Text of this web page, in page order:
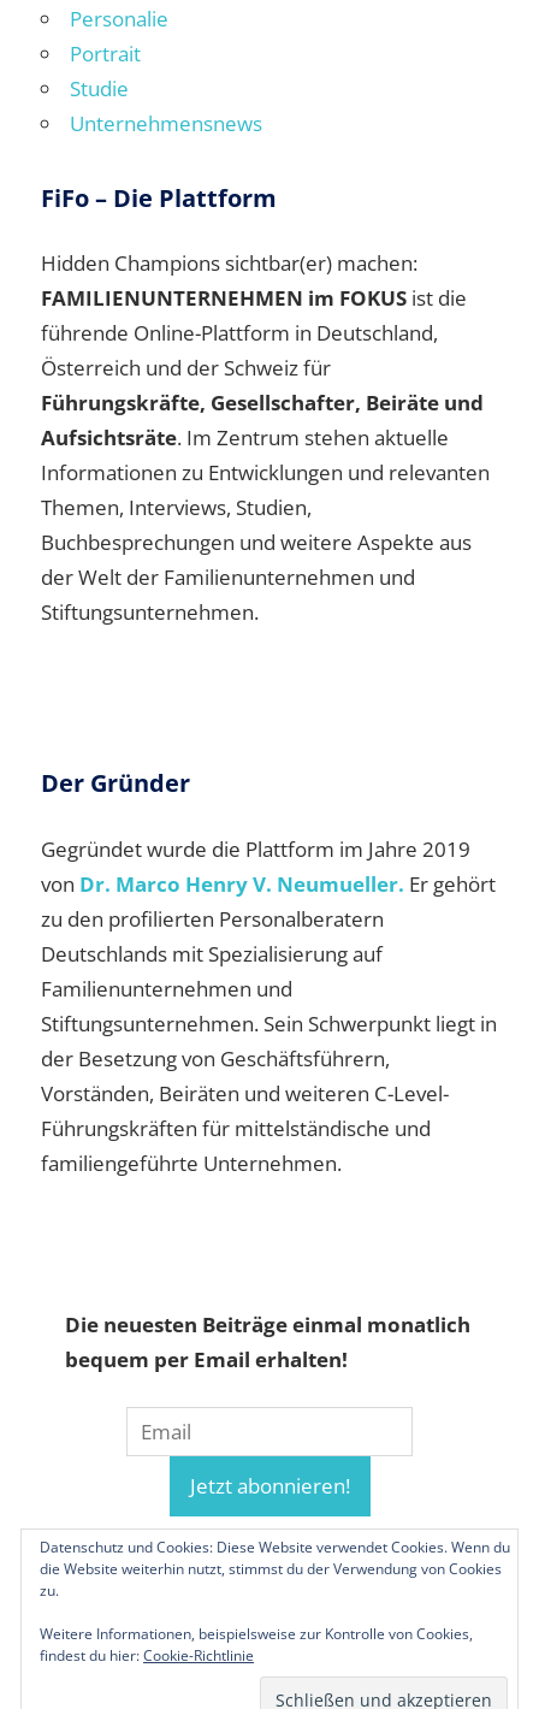
Personalie
Portrait
Studie
Unternehmensnews
FiFo – Die Plattform
Hidden Champions sichtbar(er) machen:
FAMILIENUNTERNEHMEN im FOKUS ist die
führende Online-Plattform in Deutschland,
Österreich und der Schweiz für
Führungskräfte, Gesellschafter, Beiräte und
Aufsichtsräte. Im Zentrum stehen aktuelle
Informationen zu Entwicklungen und relevanten
Themen, Interviews, Studien,
Buchbesprechungen und weitere Aspekte aus
der Welt der Familienunternehmen und
Stiftungsunternehmen.
Der Gründer
Gegründet wurde die Plattform im Jahre 2019
von Dr. Marco Henry V. Neumueller. Er gehört
zu den profilierten Personalberatern
Deutschlands mit Spezialisierung auf
Familienunternehmen und
Stiftungsunternehmen. Sein Schwerpunkt liegt in
der Besetzung von Geschäftsführern,
Vorständen, Beiräten und weiteren C-Level-
Führungskräften für mittelständische und
familiengeführte Unternehmen.
Die neuesten Beiträge einmal monatlich
bequem per Email erhalten!
© 2019-2026 Familienunternehmen.eu. Alle
Rechte vorbehalten.
Datenschutz und Cookies: Diese Website verwendet Cookies. Wenn du
die Website weiterhin nutzt, stimmst du der Verwendung von Cookies
zu.
Weitere Informationen, beispielsweise zur Kontrolle von Cookies,
findest du hier:Cookie-Richtlinie